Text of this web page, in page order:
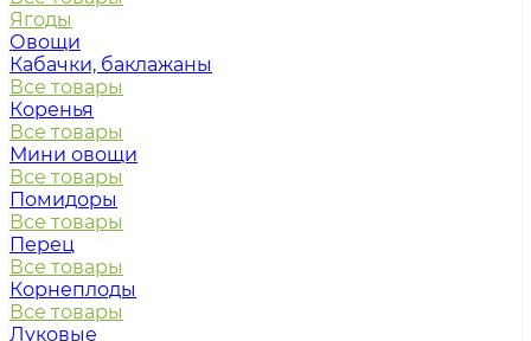
Ягоды
Овощи
Кабачки, баклажаны
Все товары
Коренья
Все товары
Мини овощи
Все товары
Помидоры
Все товары
Перец
Все товары
Корнеплоды
Все товары
Луковые